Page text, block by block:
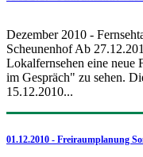
Dezember 2010 -
Scheunenhof Ab
Lokalfernsehen eine neue
im Gespräch" zu sehen.
15.12.2010...
01.12.2010 - Freiraumplanung